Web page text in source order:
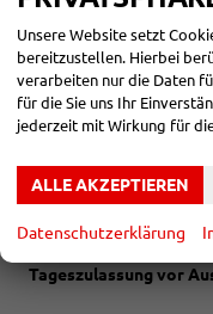
Kurven-/
Garantie
Scheckheftgepflegt
AUßEN:
19 Zoll Räder
Tageszulassung vor
Unsere Website setzt
bereitzustellen. Hierbei
verarbeiten nur die Daten
für die Sie uns Ihr
jederzeit mit Wirkung für
ALLE AKZEPTIEREN
Datenschutzerklärung